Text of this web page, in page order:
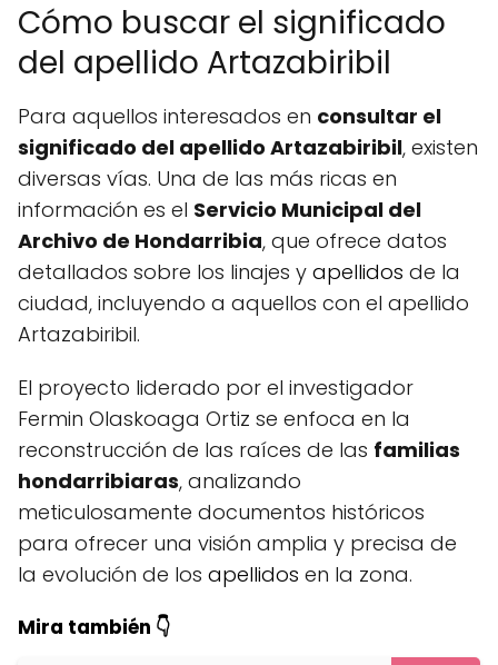
Cómo buscar el significado
del apellido Artazabiribil
Para aquellos interesados en consultar el
significado del apellido Artazabiribil, existen
diversas vías. Una de las más ricas en
información es el Servicio Municipal del
Archivo de Hondarribia, que ofrece datos
detallados sobre los linajes y apellidos de la
ciudad, incluyendo a aquellos con el apellido
Artazabiribil.
El proyecto liderado por el investigador
Fermin Olaskoaga Ortiz se enfoca en la
reconstrucción de las raíces de las familias
hondarribiaras, analizando
meticulosamente documentos históricos
para ofrecer una visión amplia y precisa de
la evolución de los apellidos en la zona.
Mira también 👇